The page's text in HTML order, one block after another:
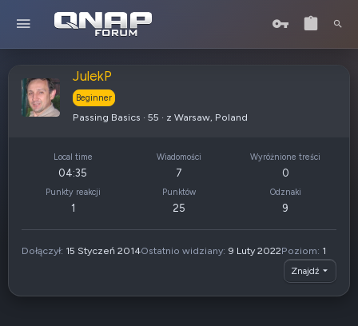
JulekP
Beginner
Passing Basics · 55 · z Warsaw, Poland
Local time
04:35
Wiadomości
7
Wyróżnione treści
0
Punkty reakcji
1
Punktów
25
Odznaki
9
Dołączył 15 Styczeń 2014Ostatnio widziany 9 Luty 2022Poziom 1
Znajdź